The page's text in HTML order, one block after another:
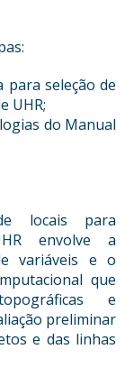
seleção de
UHR;
do Manual
locais para
envolve a
variáveis e o
que
e
preliminar
e das linhas